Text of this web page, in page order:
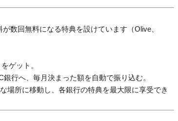
数回無料になる特典を設けています（Olive、
ゲット。
行へ、毎月決まった額を自動で振り込む。
場所に移動し、各銀行の特典を最大限に享受でき